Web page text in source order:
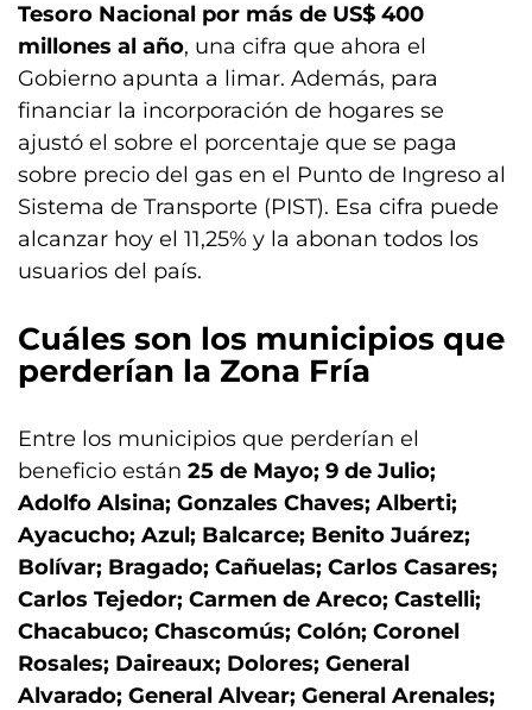
Tesoro Nacional por más de US$ 400
millones al año, una cifra que ahora el
Gobierno apunta a limar. Además, para
financiar la incorporación de hogares se
ajustó el sobre el porcentaje que se paga
sobre precio del gas en el Punto de Ingreso al
Sistema de Transporte (PIST). Esa cifra puede
alcanzar hoy el 11,25% y la abonan todos los
usuarios del país.
Cuáles son los municipios que
perderían la Zona Fría
Entre los municipios que perderían el
beneficio están 25 de Mayo; 9 de Julio;
Adolfo Alsina; Gonzales Chaves; Alberti;
Ayacucho; Azul; Balcarce; Benito Juárez;
Bolívar; Bragado; Cañuelas; Carlos Casares;
Carlos Tejedor; Carmen de Areco; Castelli;
Chacabuco; Chascomús; Colón; Coronel
Rosales; Daireaux; Dolores; General
Alvarado; General Alvear; General Arenales;